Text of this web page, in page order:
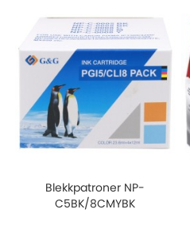
Blekkpatroner NP-
C5BK/8CMYBK